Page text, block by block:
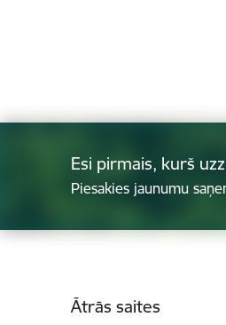
Esi pirmais, kurš
Piesakies jaunumu
Ātrās saites